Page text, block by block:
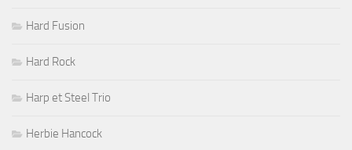
Hard Fusion
Hard Rock
Harp et Steel Trio
Herbie Hancock